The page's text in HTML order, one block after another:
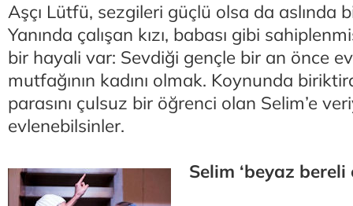
Aşçı Lütfü, sezgileri güçlü olsa da aslında
Yanında çalışan kızı, babası gibi
bir hayali var: Sevdiği gençle bir an önce
mutfağının kadını olmak. Koynunda
parasını çulsuz bir öğrenci olan Selim’e
evlenebilsinler.
Selim ‘beyaz